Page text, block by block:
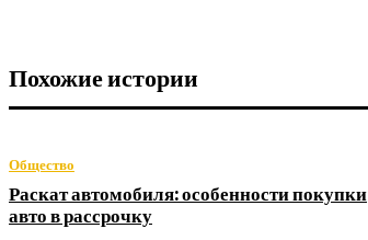
Похожие истории
Общество
Раскат автомобиля: особенности покупки
авто в рассрочку